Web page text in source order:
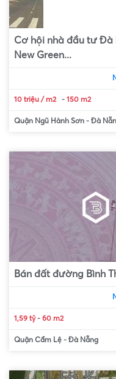
Cơ hội nhà đầu tư Đà
New Green...
10 triệu / m2 - 150 m2
Quận Ngũ Hành Sơn - Đà
Bán đất đường Bình
1,59 tỷ- 60 m2
Quận Cẩm Lệ - Đà Nẵng